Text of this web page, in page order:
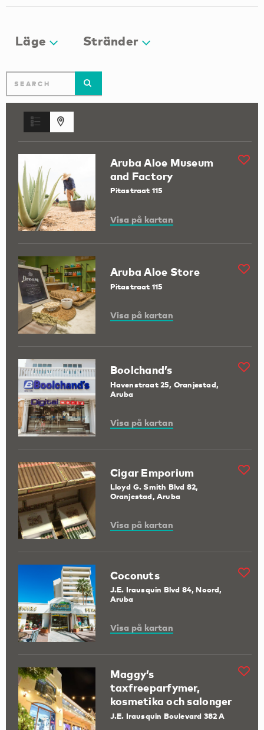
Läge Stränder
Aruba Aloe Museum
and Factory
Pitastraat 115
Visa på kartan
Aruba Aloe Store
Pitastraat 115
Visa på kartan
Boolchand’s
Havenstraat 25, Oranjestad,
Aruba
Visa på kartan
Cigar Emporium
Lloyd G. Smith Blvd 82,
Oranjestad, Aruba
Visa på kartan
Coconuts
J.E. Irausquin Blvd 84, Noord,
Aruba
Visa på kartan
Maggy’s
taxfreeparfymer,
kosmetika och salonger
J.E. Irausquin Boulevard 382 A